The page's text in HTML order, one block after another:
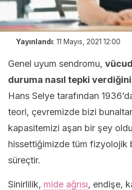
Yayınlandı: 11 Mayıs, 2021 12:00
Genel uyum sendromu,
duruma nasıl tepki verdiğini
Hans Selye tarafından
teori, çevremizde bizi
kapasitemizi aşan bir şey
hissettiğimizde tüm fizyolojik
süreçtir.
Sinirlilik, mide ağrısı, endişe,